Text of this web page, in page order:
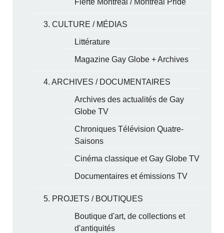
3. CULTURE / MÉDIAS
Littérature
Magazine Gay Globe + Archives
4. ARCHIVES / DOCUMENTAIRES
Archives des actualités de Gay
Globe TV
Chroniques Télévision Quatre-
Saisons
Cinéma classique et Gay Globe TV
Documentaires et émissions TV
5. PROJETS / BOUTIQUES
Boutique d'art, de collections et
d'antiquités